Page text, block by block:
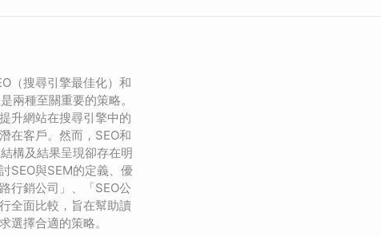
（搜尋引擎最佳化）和
兩種至關重要的策略。
升網站在搜尋引擎中的
在客戶。然而，SEO和
構及結果呈現卻存在明
SEO與SEM的定義、優
行銷公司」、「SEO公
全面比較，旨在幫助讀
選擇合適的策略。